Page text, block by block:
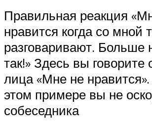
Правильная реакция
нравится когда со мной
разговаривают. Больше
так!» Здесь вы говорите
лица «Мне не
этом примере вы не
собеседника